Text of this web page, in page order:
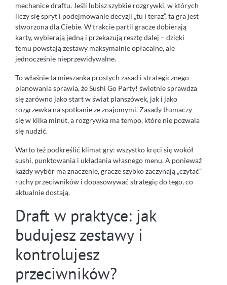
mechanice draftu. Jeśli lubisz szybkie rozgrywki, w których
liczy się spryt i podejmowanie decyzji „tu i teraz”, ta gra jest
stworzona dla Ciebie. W trakcie partii gracze dobierają
karty, wybierają jedną i przekazują resztę dalej – dzięki
temu powstają zestawy maksymalnie opłacalne, ale
jednocześnie nieprzewidywalne.
To właśnie ta mieszanka prostych zasad i strategicznego
planowania sprawia, że Sushi Go Party! świetnie sprawdza
się zarówno jako start w świat planszówek, jak i jako
rozgrzewka na spotkanie ze znajomymi. Zasady tłumaczy
się w kilka minut, a rozgrywka ma tempo, które nie pozwala
się nudzić.
Warto też podkreślić klimat gry: wszystko kręci się wokół
sushi, punktowania i układania własnego menu. A ponieważ
każdy wybór ma znaczenie, gracze szybko zaczynają „czytać”
ruchy przeciwników i dopasowywać strategię do tego, co
aktualnie dostają.
Draft w praktyce: jak
budujesz zestawy i
kontrolujesz
przeciwników?